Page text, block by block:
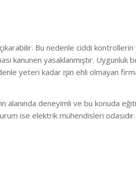
Bu nedenle ciddi kontrollerin
kanunen yasaklanmıştır.
yeteri kadar işin ehli olmayan
ın alanında deneyimli ve bu konuda
ise elektrik mühendisleri